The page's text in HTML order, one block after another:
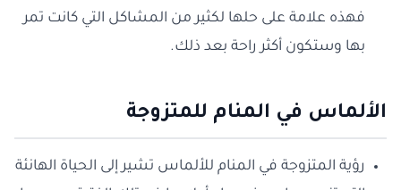
فهذه علامة على حلها لكثير من المشاكل التي كانت تمر
بها وستكون أكثر راحة بعد ذلك.
الألماس في المنام للمتزوجة
رؤية المتزوجة في المنام للألماس تشير إلى الحياة الهانئة